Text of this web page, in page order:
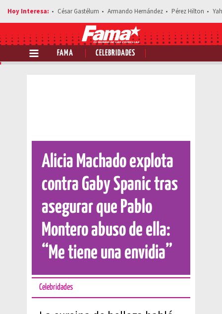
César Gastélum Armando Hernández Pérez Hilton
FAMA CELEBRIDADES
Comparte esta noticia
Alicia Machado explota
contra Gaby Spanic tras
asegurar que Pablo
Montero abuso de ella:
“Me tiene una envidia”
Celebridades